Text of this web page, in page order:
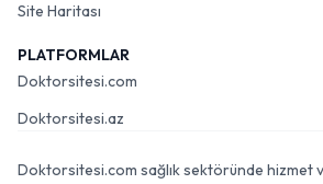
Site Haritası
PLATFORMLAR
Doktorsitesi.com
Doktorsitesi.az
Doktorsitesi.com sağlık sektöründe hizmet